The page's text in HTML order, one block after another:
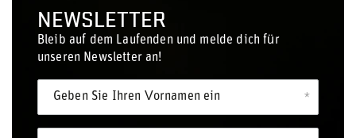
NEWSLETTER
Bleib auf dem Laufenden und melde dich für
unseren Newsletter an!
Geben Sie Ihren Vornamen ein